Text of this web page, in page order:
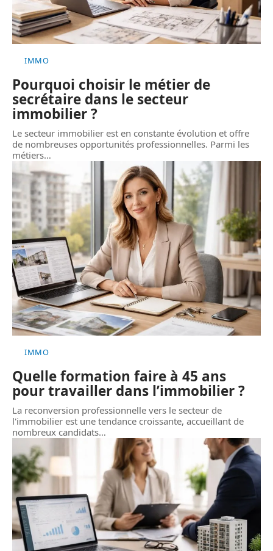
IMMO
Pourquoi choisir le métier de
secrétaire dans le secteur
immobilier ?
Le secteur immobilier est en constante évolution et offre
de nombreuses opportunités professionnelles. Parmi les
métiers…
IMMO
Quelle formation faire à 45 ans
pour travailler dans l’immobilier ?
La reconversion professionnelle vers le secteur de
l'immobilier est une tendance croissante, accueillant de
nombreux candidats…